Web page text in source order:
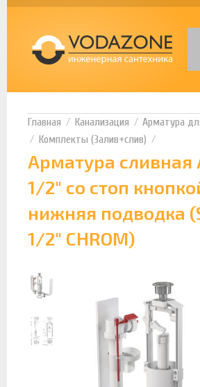
Канализация
Арматура
Комплекты (Залив+слив)
Арматура
1/2" со стоп
нижняя подводка
1/2" CHROM)